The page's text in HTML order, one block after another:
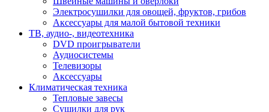
Электросушилки для овощей, фруктов, грибов
Аксессуары для малой бытовой техники
ТВ, аудио-, видеотехника
DVD проигрыватели
Аудиосистемы
Телевизоры
Аксессуары
Климатическая техника
Тепловые завесы
Сушилки для рук